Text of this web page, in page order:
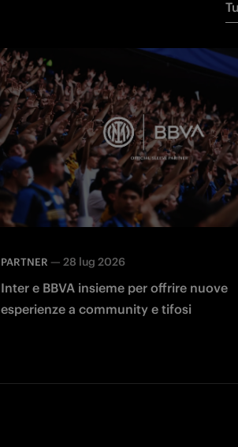
PARTNER — 28 lug 2026
Inter e BBVA insieme per offrire nuove
esperienze a community e tifosi